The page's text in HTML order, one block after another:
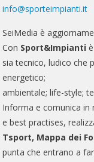
info@sporteimpianti.it
SeiMedia è
Con Sport&Impianti
sia tecnico, ludico che
energetico;
ambientale; life-style;
Informa e comunica
e best practises,
Tsport, Mappa dei
punta che entrano a